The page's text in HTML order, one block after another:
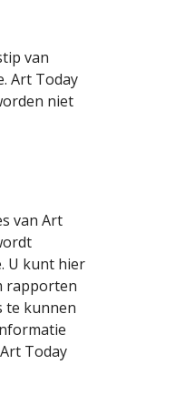
van
Art Today
niet
van Art
U kunt hier
rapporten
te kunnen
Today